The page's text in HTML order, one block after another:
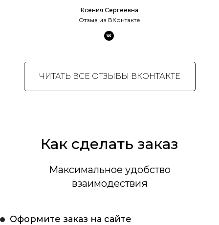
Ксения Сергеевна
Отзыв из ВКонтакте
ЧИТАТЬ ВСЕ ОТЗЫВЫ ВКОНТАКТЕ
Как сделать заказ
Максимальное удобство
взаимодествия
Оформите заказ на сайте